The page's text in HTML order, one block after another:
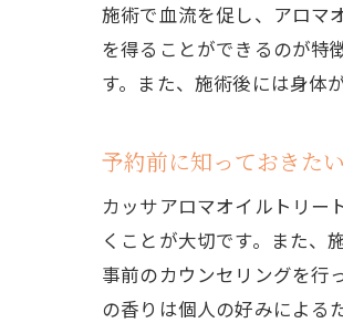
施術で血流を促し、アロマ
を得ることができるのが特
す。また、施術後には身体
予約前に知っておきた
カッサアロマオイルトリー
くことが大切です。また、
事前のカウンセリングを行
の香りは個人の好みによる